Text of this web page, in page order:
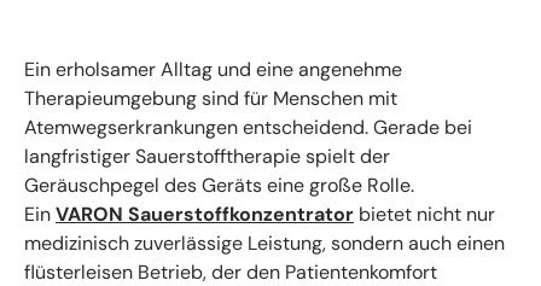
Ein erholsamer Alltag und eine angenehme
Therapieumgebung sind für Menschen mit
Atemwegserkrankungen entscheidend. Gerade bei
langfristiger Sauerstofftherapie spielt der
Geräuschpegel des Geräts eine große Rolle.
EinVARON Sauerstoffkonzentrator bietet nicht nur
medizinisch zuverlässige Leistung, sondern auch einen
flüsterleisen Betrieb, der den Patientenkomfort